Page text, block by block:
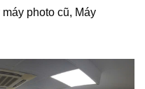
photo cũ, Máy